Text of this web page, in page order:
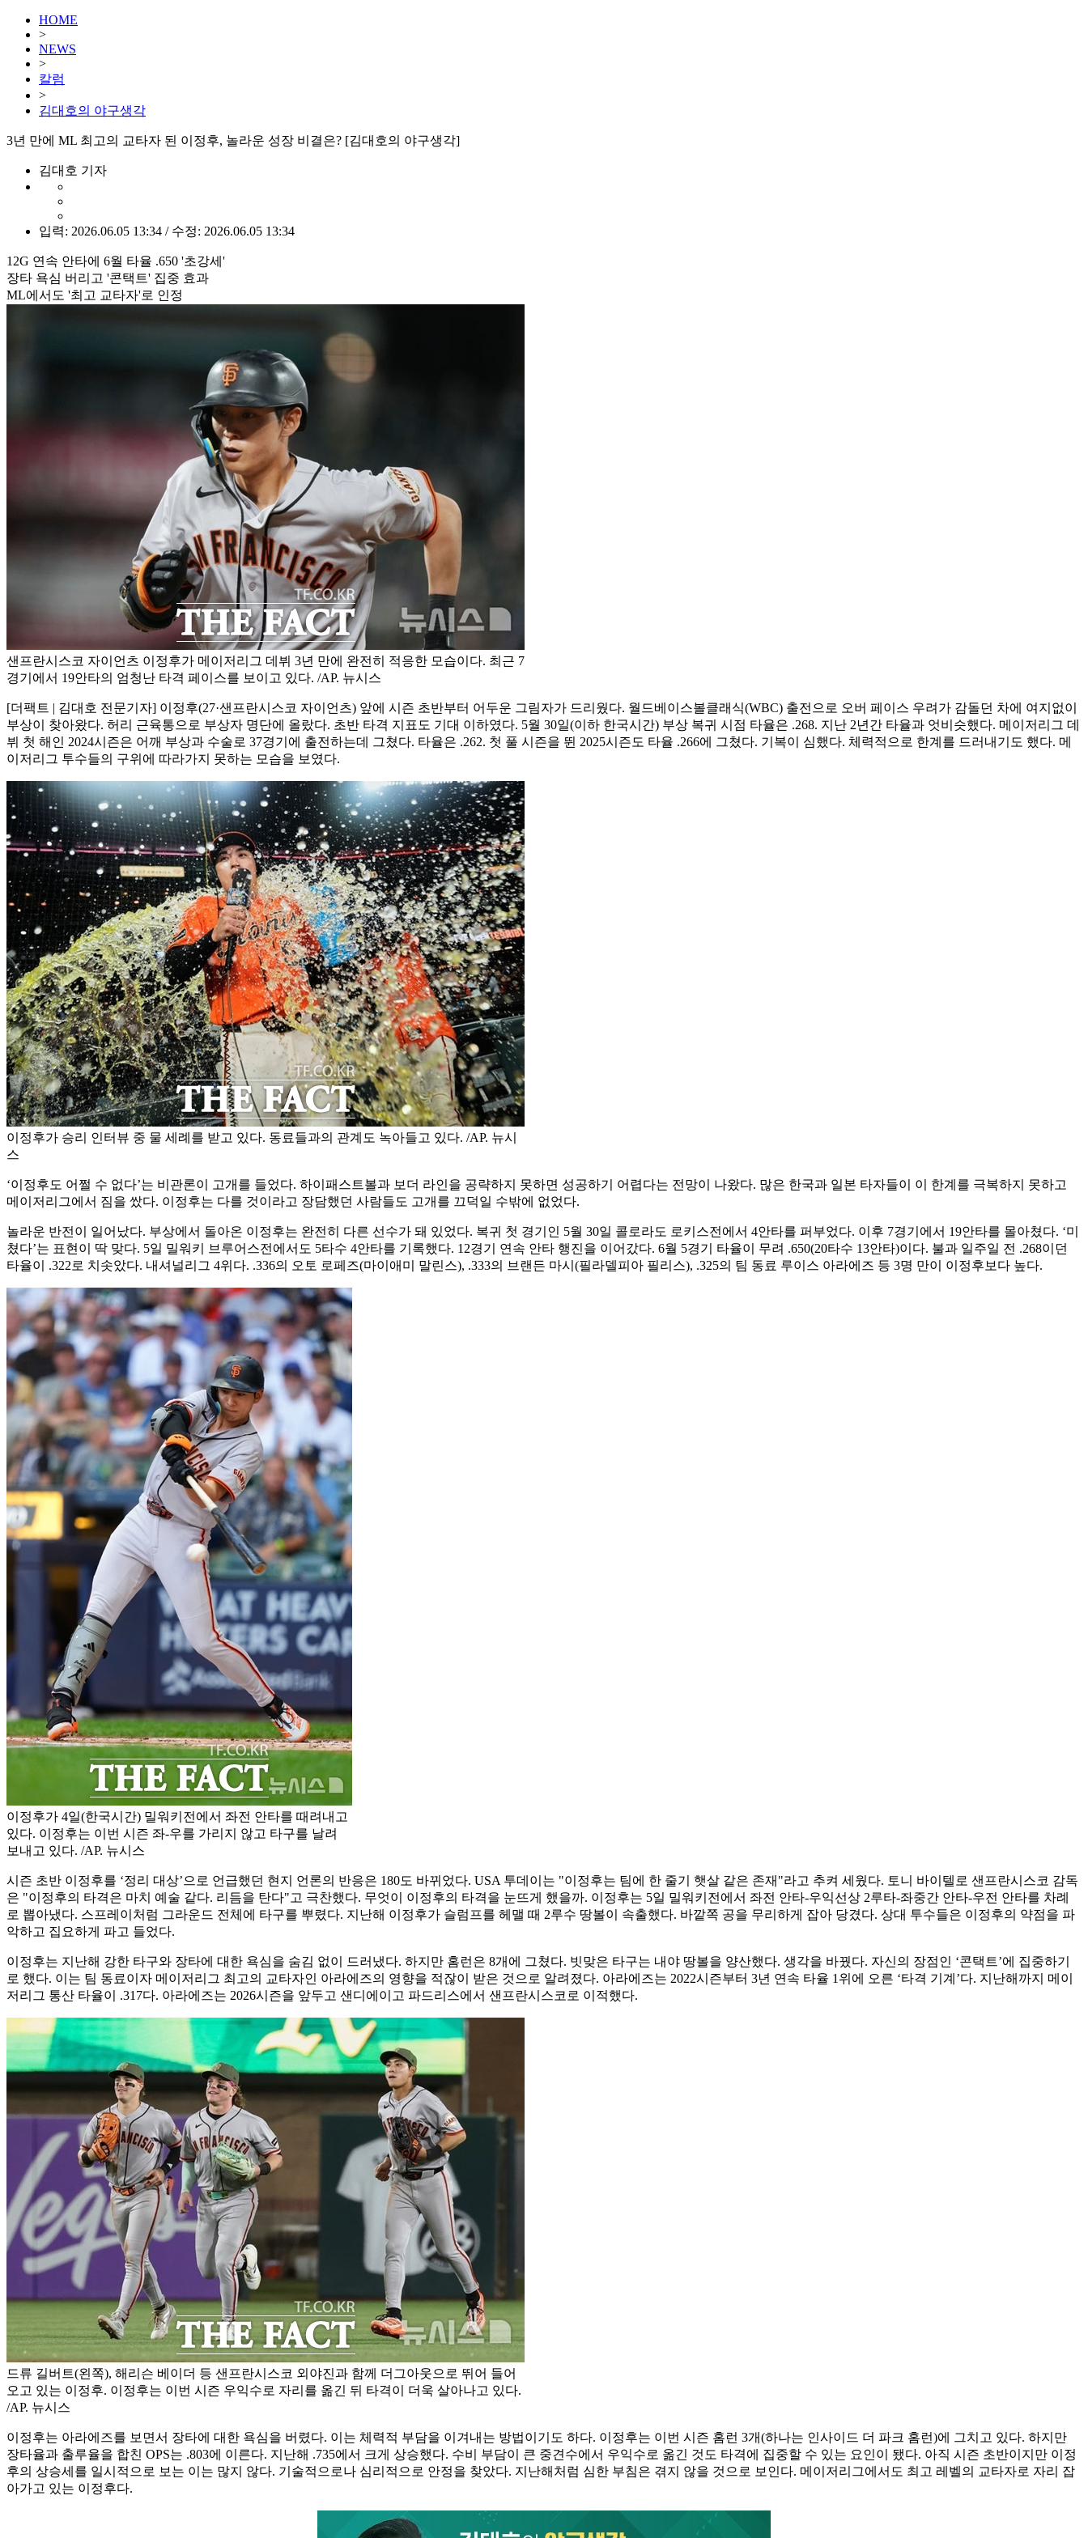
HOME
>
NEWS
>
칼럼
>
김대호의 야구생각
3년 만에 ML 최고의 교타자 된 이정후, 놀라운 성장 비결은? [김대호의 야구생각]
김대호 기자
입력: 2026.06.05 13:34 / 수정: 2026.06.05 13:34
12G 연속 안타에 6월 타율 .650 '초강세'
장타 욕심 버리고 '콘택트' 집중 효과
ML에서도 '최고 교타자'로 인정
샌프란시스코 자이언츠 이정후가 메이저리그 데뷔 3년 만에 완전히 적응한 모습이다. 최근 7
경기에서 19안타의 엄청난 타격 페이스를 보이고 있다. /AP. 뉴시스
[더팩트 | 김대호 전문기자] 이정후(27·샌프란시스코 자이언츠) 앞에 시즌 초반부터 어두운 그림자가 드리웠다. 월드베이스볼클래식(WBC) 출전으로 오버 페이스 우려가 감돌던 차에 여지없이
부상이 찾아왔다. 허리 근육통으로 부상자 명단에 올랐다. 초반 타격 지표도 기대 이하였다. 5월 30일(이하 한국시간) 부상 복귀 시점 타율은 .268. 지난 2년간 타율과 엇비슷했다. 메이저리그 데
뷔 첫 해인 2024시즌은 어깨 부상과 수술로 37경기에 출전하는데 그쳤다. 타율은 .262. 첫 풀 시즌을 뛴 2025시즌도 타율 .266에 그쳤다. 기복이 심했다. 체력적으로 한계를 드러내기도 했다. 메
이저리그 투수들의 구위에 따라가지 못하는 모습을 보였다.
이정후가 승리 인터뷰 중 물 세례를 받고 있다. 동료들과의 관계도 녹아들고 있다. /AP. 뉴시
스
‘이정후도 어쩔 수 없다’는 비관론이 고개를 들었다. 하이패스트볼과 보더 라인을 공략하지 못하면 성공하기 어렵다는 전망이 나왔다. 많은 한국과 일본 타자들이 이 한계를 극복하지 못하고
메이저리그에서 짐을 쌌다. 이정후는 다를 것이라고 장담했던 사람들도 고개를 끄덕일 수밖에 없었다.
놀라운 반전이 일어났다. 부상에서 돌아온 이정후는 완전히 다른 선수가 돼 있었다. 복귀 첫 경기인 5월 30일 콜로라도 로키스전에서 4안타를 퍼부었다. 이후 7경기에서 19안타를 몰아쳤다. ‘미
쳤다’는 표현이 딱 맞다. 5일 밀워키 브루어스전에서도 5타수 4안타를 기록했다. 12경기 연속 안타 행진을 이어갔다. 6월 5경기 타율이 무려 .650(20타수 13안타)이다. 불과 일주일 전 .268이던
타율이 .322로 치솟았다. 내셔널리그 4위다. .336의 오토 로페즈(마이애미 말린스), .333의 브랜든 마시(필라델피아 필리스), .325의 팀 동료 루이스 아라에즈 등 3명 만이 이정후보다 높다.
이정후가 4일(한국시간) 밀워키전에서 좌전 안타를 때려내고
있다. 이정후는 이번 시즌 좌-우를 가리지 않고 타구를 날려
보내고 있다. /AP. 뉴시스
시즌 초반 이정후를 ‘정리 대상’으로 언급했던 현지 언론의 반응은 180도 바뀌었다. USA 투데이는 "이정후는 팀에 한 줄기 햇살 같은 존재"라고 추켜 세웠다. 토니 바이텔로 샌프란시스코 감독
은 "이정후의 타격은 마치 예술 같다. 리듬을 탄다"고 극찬했다. 무엇이 이정후의 타격을 눈뜨게 했을까. 이정후는 5일 밀워키전에서 좌전 안타-우익선상 2루타-좌중간 안타-우전 안타를 차례
로 뽑아냈다. 스프레이처럼 그라운드 전체에 타구를 뿌렸다. 지난해 이정후가 슬럼프를 헤맬 때 2루수 땅볼이 속출했다. 바깥쪽 공을 무리하게 잡아 당겼다. 상대 투수들은 이정후의 약점을 파
악하고 집요하게 파고 들었다.
이정후는 지난해 강한 타구와 장타에 대한 욕심을 숨김 없이 드러냈다. 하지만 홈런은 8개에 그쳤다. 빗맞은 타구는 내야 땅볼을 양산했다. 생각을 바꿨다. 자신의 장점인 ‘콘택트’에 집중하기
로 했다. 이는 팀 동료이자 메이저리그 최고의 교타자인 아라에즈의 영향을 적잖이 받은 것으로 알려졌다. 아라에즈는 2022시즌부터 3년 연속 타율 1위에 오른 ‘타격 기계’다. 지난해까지 메이
저리그 통산 타율이 .317다. 아라에즈는 2026시즌을 앞두고 샌디에이고 파드리스에서 샌프란시스코로 이적했다.
드류 길버트(왼쪽), 해리슨 베이더 등 샌프란시스코 외야진과 함께 더그아웃으로 뛰어 들어
오고 있는 이정후. 이정후는 이번 시즌 우익수로 자리를 옮긴 뒤 타격이 더욱 살아나고 있다.
/AP. 뉴시스
이정후는 아라에즈를 보면서 장타에 대한 욕심을 버렸다. 이는 체력적 부담을 이겨내는 방법이기도 하다. 이정후는 이번 시즌 홈런 3개(하나는 인사이드 더 파크 홈런)에 그치고 있다. 하지만
장타율과 출루율을 합친 OPS는 .803에 이른다. 지난해 .735에서 크게 상승했다. 수비 부담이 큰 중견수에서 우익수로 옮긴 것도 타격에 집중할 수 있는 요인이 됐다. 아직 시즌 초반이지만 이정
후의 상승세를 일시적으로 보는 이는 많지 않다. 기술적으로나 심리적으로 안정을 찾았다. 지난해처럼 심한 부침은 겪지 않을 것으로 보인다. 메이저리그에서도 최고 레벨의 교타자로 자리 잡
아가고 있는 이정후다.